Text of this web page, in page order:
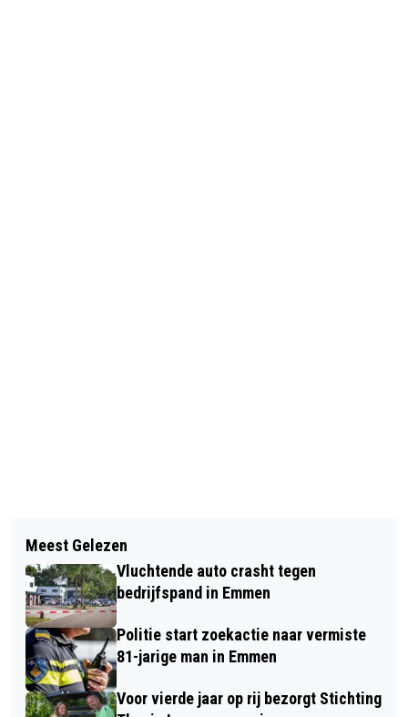
TWEE AUTO'S TOTAL-LOSS BIJ
AANRIJDING OP N34
N378 BIJ GASSELTE TWEE WEKEN
AFGESLOTEN VANWEGE
WERKZAAMHEDEN
Meest Gelezen
Vluchtende auto crasht tegen
bedrijfspand in Emmen
Politie start zoekactie naar vermiste
81-jarige man in Emmen
Voor vierde jaar op rij bezorgt Stichting